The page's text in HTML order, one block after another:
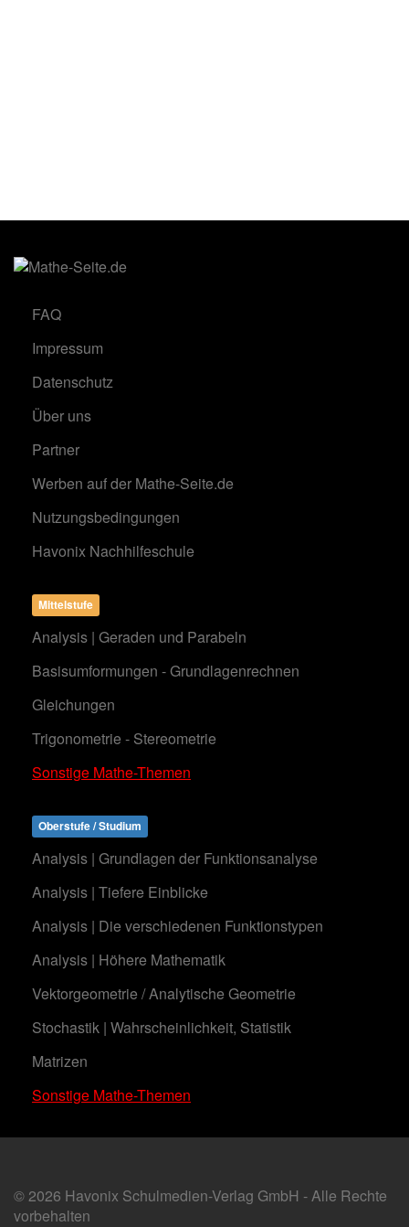
FAQ
Impressum
Datenschutz
Über uns
Partner
Werben auf der Mathe-Seite.de
Nutzungsbedingungen
Havonix Nachhilfeschule
Mittelstufe
Analysis | Geraden und Parabeln
Basisumformungen - Grundlagenrechnen
Gleichungen
Trigonometrie - Stereometrie
Sonstige Mathe-Themen
Oberstufe / Studium
Analysis | Grundlagen der Funktionsanalyse
Analysis | Tiefere Einblicke
Analysis | Die verschiedenen Funktionstypen
Analysis | Höhere Mathematik
Vektorgeometrie / Analytische Geometrie
Stochastik | Wahrscheinlichkeit, Statistik
Matrizen
Sonstige Mathe-Themen
© 2026 Havonix Schulmedien-Verlag GmbH - Alle Rechte
vorbehalten